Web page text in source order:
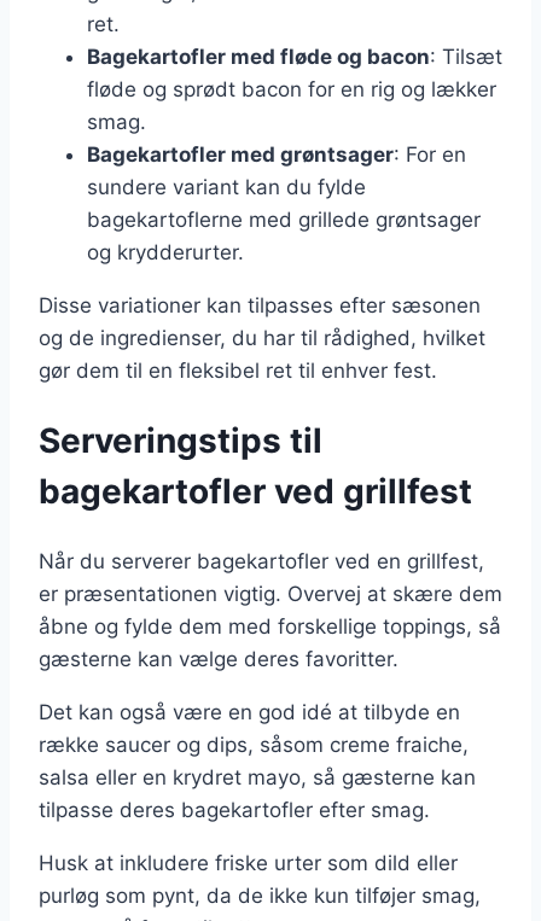
ret.
Bagekartofler med fløde og bacon: Tilsæt
fløde og sprødt bacon for en rig og lækker
smag.
Bagekartofler med grøntsager: For en
sundere variant kan du fylde
bagekartoflerne med grillede grøntsager
og krydderurter.
Disse variationer kan tilpasses efter sæsonen
og de ingredienser, du har til rådighed, hvilket
gør dem til en fleksibel ret til enhver fest.
Serveringstips til
bagekartofler ved grillfest
Når du serverer bagekartofler ved en grillfest,
er præsentationen vigtig. Overvej at skære dem
åbne og fylde dem med forskellige toppings, så
gæsterne kan vælge deres favoritter.
Det kan også være en god idé at tilbyde en
række saucer og dips, såsom creme fraiche,
salsa eller en krydret mayo, så gæsterne kan
tilpasse deres bagekartofler efter smag.
Husk at inkludere friske urter som dild eller
purløg som pynt, da de ikke kun tilføjer smag,